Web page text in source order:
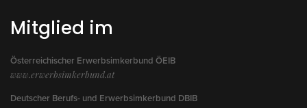
Mitglied im
Österreichischer Erwerbsimkerbund ÖEIB
www.erwerbsimkerbund.at
Deutscher Berufs- und Erwerbsimkerbund DBIB